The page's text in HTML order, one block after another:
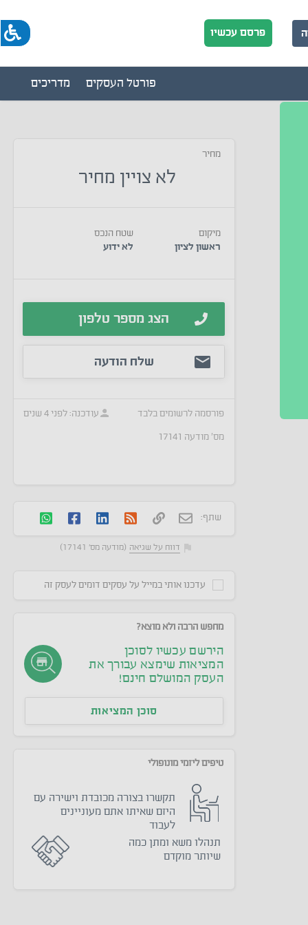
פרסם עכשיו
מדריכים פורטל העסקים
מחיר
לא צויין מחיר
מיקום
ראשון לציון
שטח הנכס
לא ידוע
הצג מספר טלפון
שלח הודעה
פורסמה לרשומים בלבד עודכנה:לפני 4 שנים
מס׳ מודעה
שתף:
דווח על שגיאה (מודעה מס' 17141)
עדכנו אותי במייל על עסקים דומים לעסק זה
מחפש הרבה ולא מוצא?
הירשם עכשיו לסוכן
המציאות שימצא עבורך את
העסק המושלם חינם!
סוכן המציאות
טיפים ליזמי מונופולי
תקשרו בצורה מכובדת וישירה עם
היזם שאיתו אתם מעוניינים
לעבוד
תנהלו משא ומתן כמה
שיותר מוקדם